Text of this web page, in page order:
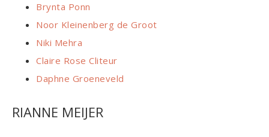
Brynta Ponn
Noor Kleinenberg de Groot
Niki Mehra
Claire Rose Cliteur
Daphne Groeneveld
RIANNE MEIJER